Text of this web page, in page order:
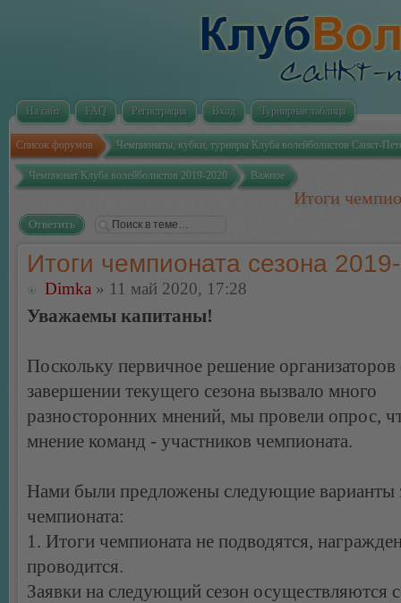
На сайт FAQ Регистрация Вход Турнирная таблица
Список форумов Чемпионаты, кубки, турниры Клуба волейболистов Санкт-
Чемпионат Клуба волейболистов 2019-2020 Важное
Итоги
Ответить
Итоги чемпионата сезона
Dimka » 11 май 2020, 17:28
Уважаемы капитаны!
Поскольку первичное решение организаторов
завершении текущего сезона вызвало много
разносторонних мнений, мы провели опрос,
мнение команд - участников чемпионата.
Нами были предложены следующие варианты
чемпионата:
1. Итоги чемпионата не подводятся,
проводится.
Заявки на следующий сезон осуществляются